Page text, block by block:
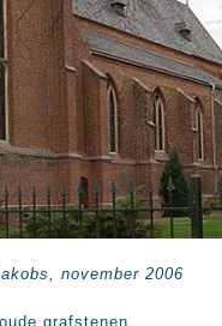
november 2006
grafstenen.